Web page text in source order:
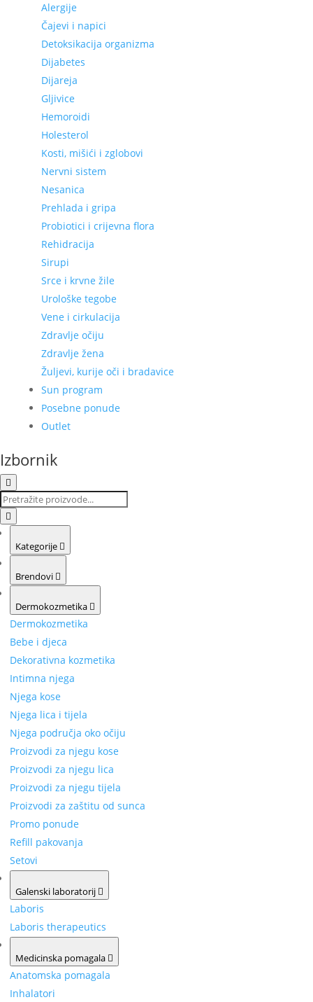
Alergije
Čajevi i napici
Detoksikacija organizma
Dijabetes
Dijareja
Gljivice
Hemoroidi
Holesterol
Kosti, mišići i zglobovi
Nervni sistem
Nesanica
Prehlada i gripa
Probiotici i crijevna flora
Rehidracija
Sirupi
Srce i krvne žile
Urološke tegobe
Vene i cirkulacija
Zdravlje očiju
Zdravlje žena
Žuljevi, kurije oči i bradavice
Sun program
Posebne ponude
Outlet
Izbornik
Kategorije
Brendovi
Dermokozmetika
Dermokozmetika
Bebe i djeca
Dekorativna kozmetika
Intimna njega
Njega kose
Njega lica i tijela
Njega područja oko očiju
Proizvodi za njegu kose
Proizvodi za njegu lica
Proizvodi za njegu tijela
Proizvodi za zaštitu od sunca
Promo ponude
Refill pakovanja
Setovi
Galenski laboratorij
Laboris
Laboris therapeutics
Medicinska pomagala
Anatomska pomagala
Inhalatori